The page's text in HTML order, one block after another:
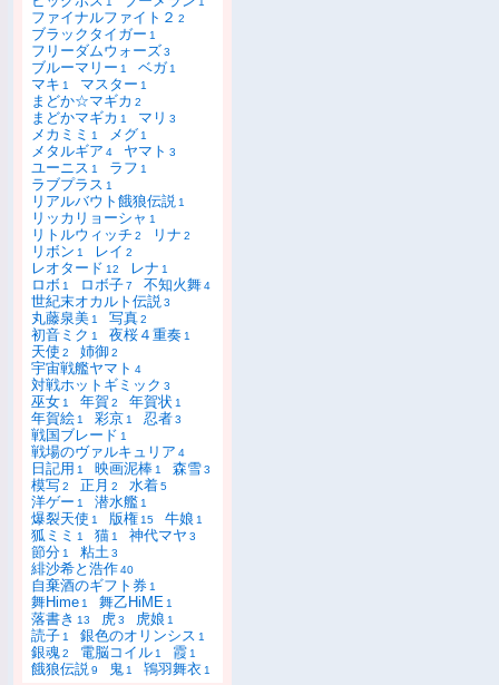
ファイナルファイト２ 2
ブラックタイガー 1
フリーダムウォーズ3
ブルーマリー 1 ベガ 1
マキ 1 マスター 1
まどか☆マギカ 2
まどかマギカ 1 マリ 3
メカミミ 1 メグ 1
メタルギア 4 ヤマト 3
ユーニス 1 ラフ 1
ラブプラス 1
リアルバウト餓狼伝説 1
リッカリョーシャ 1
リトルウィッチ 2 リナ 2
リボン 1 レイ 2
レオタード 12 レナ 1
ロボ 1 ロボ子7 不知火舞4
世紀末オカルト伝説3
丸藤泉美 1 写真2
初音ミク 1 夜桜４重奏 1
天使 2 姉御2
宇宙戦艦ヤマト 4
対戦ホットギミック 3
巫女 1 年賀2 年賀状 1
年賀絵 1 彩京 1 忍者3
戦国ブレード 1
戦場のヴァルキュリア 4
日記用 1 映画泥棒 1 森雪3
模写2 正月 2 水着5
洋ゲー 1 潜水艦 1
爆裂天使 1 版権 15 牛娘 1
狐ミミ 1 猫 1 神代マヤ 3
節分 1 粘土3
緋沙希と浩作40
自棄酒のギフト券 1
舞Hime 1 舞乙HiME 1
落書き 13 虎3 虎娘 1
読子 1 銀色のオリンシス 1
銀魂2 電脳コイル 1 霞 1
餓狼伝説9 鬼 1 鴇羽舞衣 1